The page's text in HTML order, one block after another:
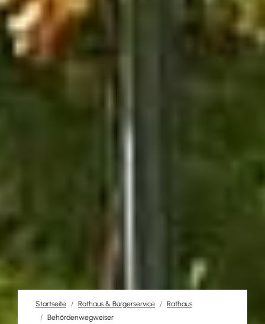
Startseite Rathaus & Bürgerservice
Rathaus
Behördenwegweiser